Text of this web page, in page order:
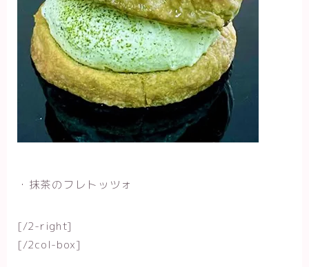
・抹茶のフレトッツォ
[/2-right]
[/2col-box]